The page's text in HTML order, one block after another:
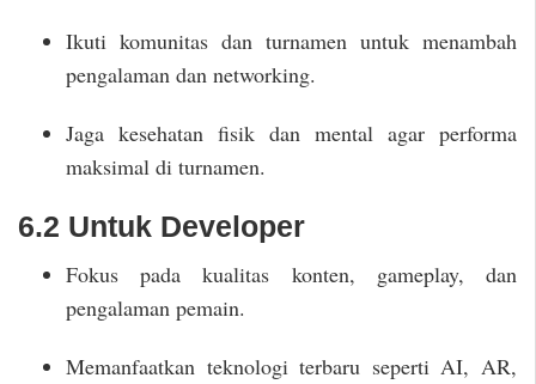
Ikuti komunitas dan turnamen untuk menambah
pengalaman dan networking.
Jaga kesehatan fisik dan mental agar performa
maksimal di turnamen.
6.2 Untuk Developer
Fokus pada kualitas konten, gameplay, dan
pengalaman pemain.
Memanfaatkan teknologi terbaru seperti AI, AR,